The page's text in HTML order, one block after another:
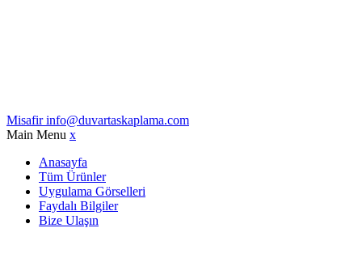
Misafirinfo@duvartaskaplama.com
Main Menu x
Anasayfa
Tüm Ürünler
Uygulama Görselleri
Faydalı Bilgiler
Bize Ulaşın